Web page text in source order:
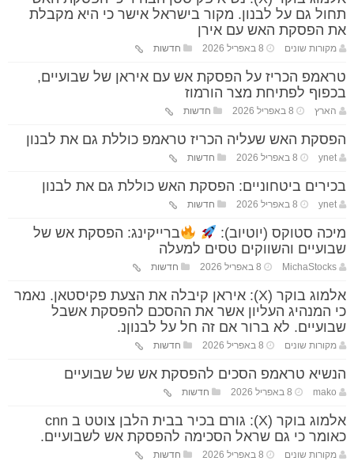
תחול גם על לבנון. מקור בישראל אישר כי היא מקבלת
את הפסקת האש עם אירן
מקורות שונים 8 באפריל 2026 חדשות
טראמפ הכריז על הפסקת אש עם איראן של שבועיים,
בכפוף לפתיחת מצר הורמוז
הארץ 8 באפריל 2026 חדשות
הפסקת האש שעליה הכריז טראמפ כוללת גם את לבנון
ynet 8 באפריל 2026 חדשות
בכירים ביטחוניים: הפסקת האש כוללת גם את לבנון
ynet 8 באפריל 2026 חדשות
מיכה סטוקס (יוטיוב):
ברייקינג: הפסקת אש של
שבועיים והשווקים טסים למעלה
MichaStocks 8 באפריל 2026 חדשות
אלמוג בוקר (X): איראן קיבלה את הצעת פקיסטאן. נאמר
כי המנהיג העליון אשר את ההסכם להפסקת אשבל
שבועיים. לא ברור אם זה חל על לבנוןנ.
מקורות שונים 8 באפריל 2026 חדשות
הנשיא טראמפ הסכים להפסקת אש של שבועיים
mako 8 באפריל 2026 חדשות
אלמוג בוקר (X): גורם בכיר בבית הלבן צוטט ב cnn
כאומר כי גם שראל הסכימה להפסקת אש לשבועיים.
מקורות שונים 8 באפריל 2026 חדשות